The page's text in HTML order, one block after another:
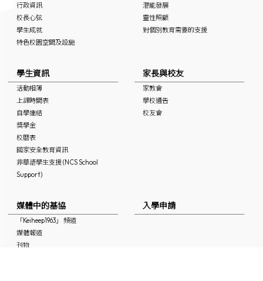
行政資訊
校長心弦
學生成就
特色校園空間及設施
潛能發展
靈性照顧
對個別教育需要的支援
學生資訊
活動相簿
上課時間表
自學連結
獎學金
校曆表
國家安全教育資訊
非華語學生支援 (NCS School
Support)
家長與校友
家教會
學校通告
校友會
媒體中的基協
「Keiheep1963」 頻道
媒體報道
刊物
入學申請